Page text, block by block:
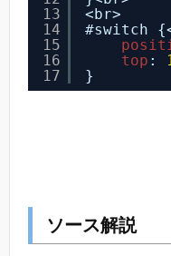
13
14
15
16
17
<br>
#switch
top :
}
ソース解説